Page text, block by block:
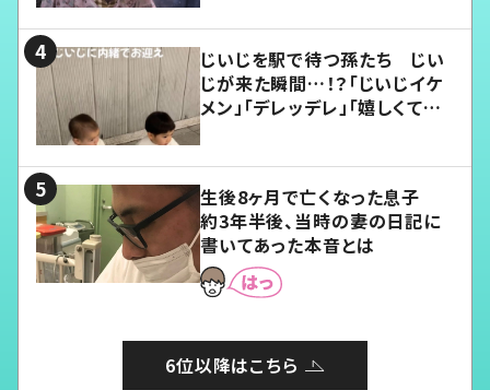
じいじを駅で待つ孫たち じい
じが来た瞬間…！？「じいじイケ
メン」「デレッデレ」「嬉しくて可
生後8ヶ月で亡くなった息子
約3年半後、当時の妻の日記に
書いてあった本音とは
6位以降はこちら